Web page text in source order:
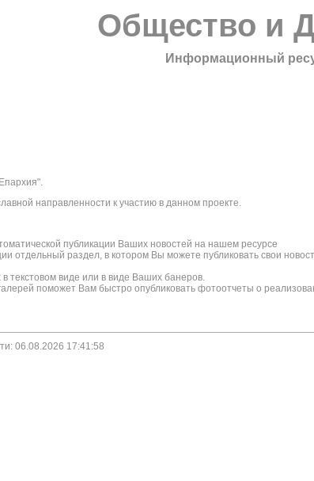
Общество и
Информационный
направленности к участию в данном проекте.
публикации Ваших новостей на нашем ресурсе
отдельный раздел, в котором Вы можете публиковать свои
виде или в виде Ваших банеров.
поможет Вам быстро опубликовать фотоотчеты о
06.08.2026 17:41:58